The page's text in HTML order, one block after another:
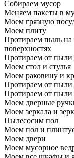
Собираем мусор
Меняем пакеты в
Моем грязную
Моем плиту
Протираем пыль на
поверхностях
Протираем от
Моем стол и стулья
Моем раковину и
Протираем от пыли
Протираем от
Моем дверные
Моем зеркала и
Пылесосим пол
Моем пол и
Моем двери
Моем мусорное